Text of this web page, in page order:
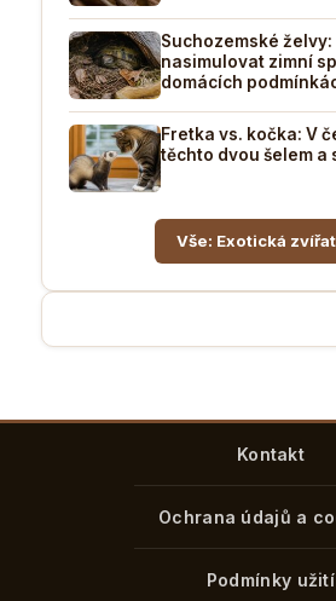
Suchozemské
nasimulovat zimní
domácích
Fretka vs. kočka: V
těchto dvou šelem a
Vše: Exotická
Kontakt
Ochrana údajů a
Podmínky užití